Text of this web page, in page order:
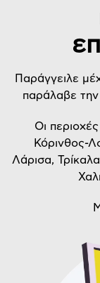
Παράγγειλε
παράλαβε
Οι
Κόρινθος-
Λάρισα,